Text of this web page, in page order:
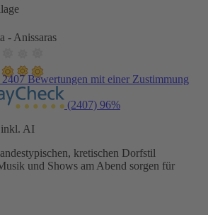
- Anissaras
Bewertungen mit einer Zustimmung
(2407) 96%
inkl. AI
kretischen Dorfstil
und Shows am Abend sorgen für